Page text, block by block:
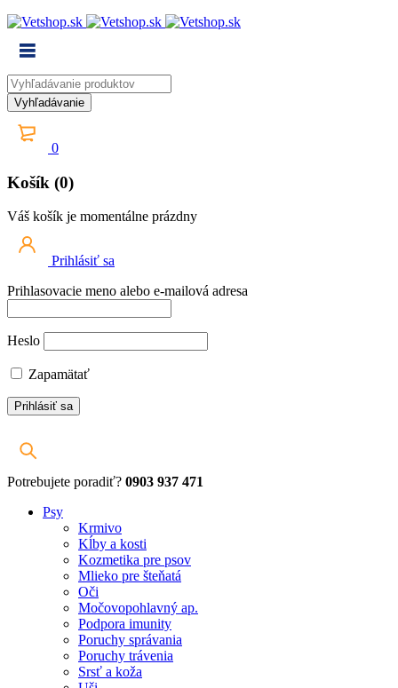
0
Košík (0)
Váš košík je momentálne prázdny
Prihlásiť sa
Prihlasovacie meno alebo e-mailová adresa
Heslo
Zapamätať
Potrebujete poradiť? 0903 937 471
Psy
Krmivo
Kĺby a kosti
Kozmetika pre psov
Mlieko pre šteňatá
Oči
Močovopohlavný ap.
Podpora imunity
Poruchy správania
Poruchy trávenia
Srsť a koža